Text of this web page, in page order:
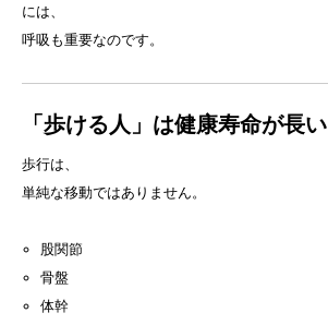
には、
呼吸も重要なのです。
「歩ける人」は健康寿命が長い
歩行は、
単純な移動ではありません。
股関節
骨盤
体幹